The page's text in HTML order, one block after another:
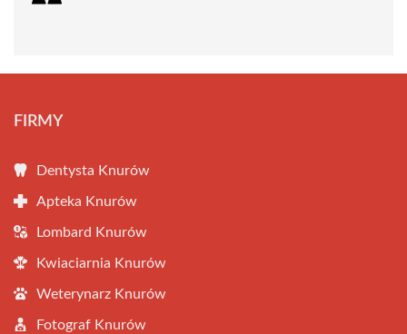
FIRMY
Dentysta Knurów
Apteka Knurów
Lombard Knurów
Kwiaciarnia Knurów
Weterynarz Knurów
Fotograf Knurów